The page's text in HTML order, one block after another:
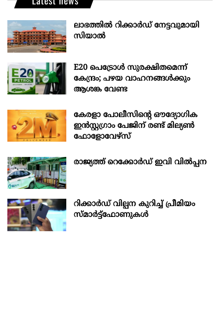
ലാഭത്തിൽ റിക്കാർഡ് നേട്ടവുമായി
സിയാൽ
E20 പെട്രോൾ സുരക്ഷിതമെന്ന്
കേന്ദ്രം; പഴയ വാഹനങ്ങൾക്കും
ആശങ്ക വേണ്ട
കേരളാ പോലീസിന്‍റെ ഔദ്യോഗിക
ഇന്‍സ്റ്റഗ്രാം പേജിന് രണ്ട് മില്യണ്‍
ഫോളോവേഴ്സ്
രാജ്യത്ത് റെക്കോർഡ് ഇവി വിൽപ്പന
റിക്കാർഡ് വില്പന കുറിച്ച് പ്രീമിയം
സ്മാർട്ട്ഫോണുകൾ